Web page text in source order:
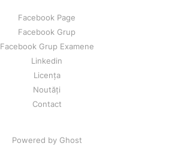
Facebook Page
Facebook Grup
Facebook Grup Examene
Linkedin
Licența
Noutăți
Contact
Powered by Ghost